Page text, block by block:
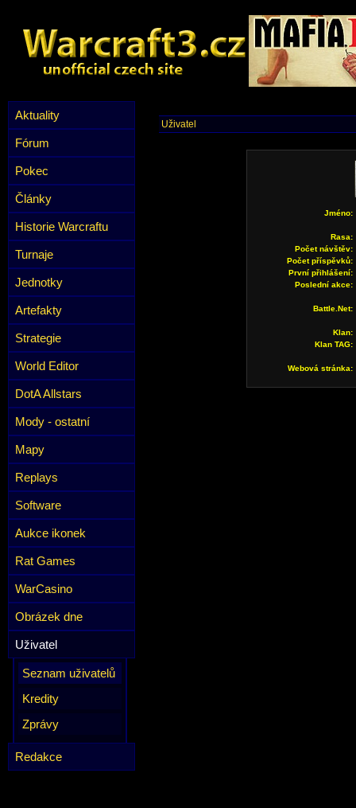
Aktuality
Fórum
Pokec
Články
Historie Warcraftu
Turnaje
Jednotky
Artefakty
Strategie
World Editor
DotA Allstars
Mody - ostatní
Mapy
Replays
Software
Aukce ikonek
Rat Games
WarCasino
Obrázek dne
Uživatel
Seznam uživatelů
Kredity
Zprávy
Redakce
Uživatel
Jméno:
Rasa:
Počet návštěv:
Počet příspěvků:
První přihlášení:
Poslední akce:
Battle.Net:
Klan:
Klan TAG:
Webová stránka: